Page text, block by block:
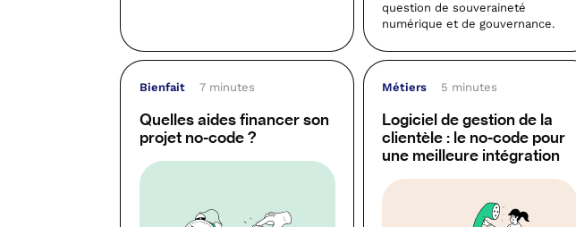
question de souveraineté
numérique et de gouvernance.
Bienfait 7 minutes
Quelles aides financer son
projet no-code ?
Métiers 5 minutes
Logiciel de gestion de la
clientèle : le no-code pour
une meilleure intégration